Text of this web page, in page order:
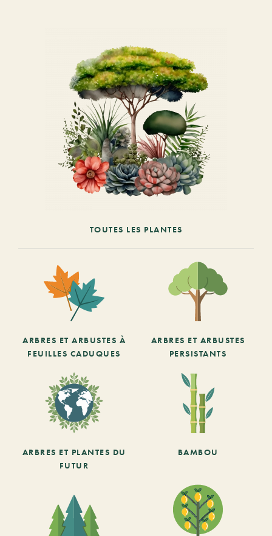
TOUTES LES PLANTES
ARBRES ET ARBUSTES À
FEUILLES CADUQUES
ARBRES ET ARBUSTES
PERSISTANTS
ARBRES ET PLANTES DU
FUTUR
BAMBOU